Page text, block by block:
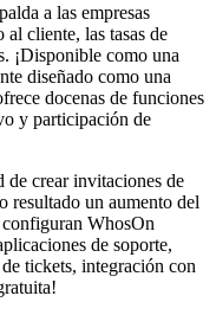
a las empresas
cliente, las tasas de
¡Disponible como una
diseñado como una
docenas de funciones
y participación de
de crear invitaciones de
resultado un aumento del
WhosOn
de soporte,
tickets, integración con